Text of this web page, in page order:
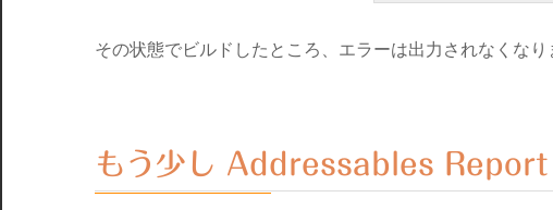
その状態でビルドしたところ、エラーは出力されなくなり
もう少し Addressables Report